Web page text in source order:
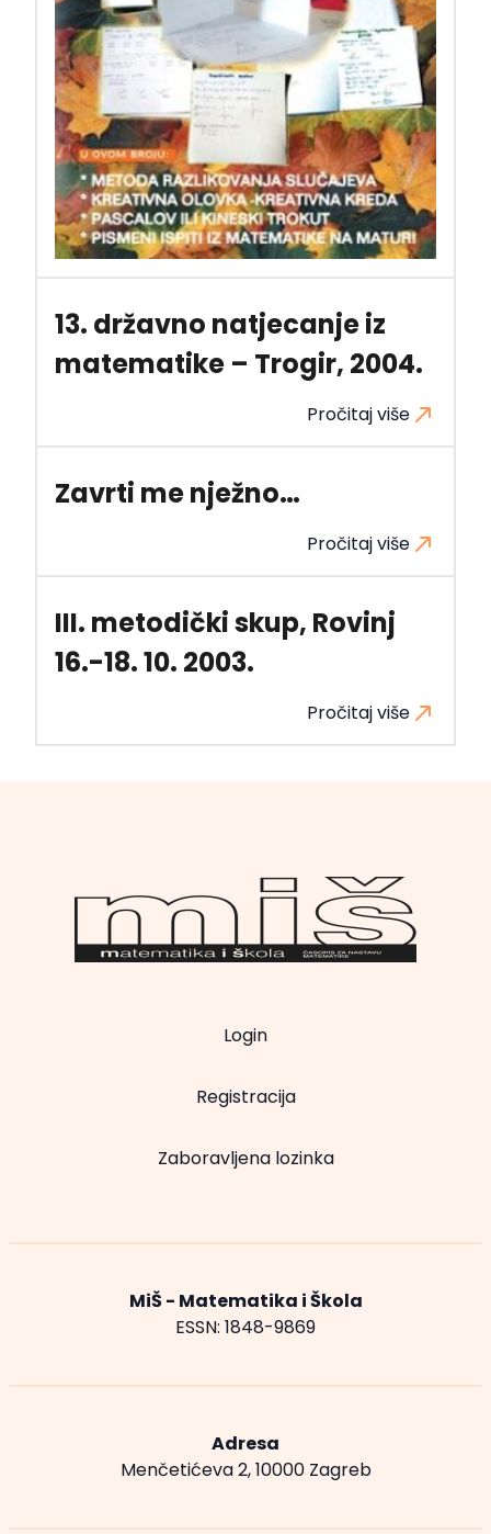
13. državno natjecanje iz
matematike – Trogir, 2004.
Pročitaj više
Zavrti me nježno…
Pročitaj više
III. metodički skup, Rovinj
16.-18. 10. 2003.
Pročitaj više
Login
Registracija
Zaboravljena lozinka
MiŠ - Matematika i Škola
ESSN: 1848-9869
Adresa
Menčetićeva 2, 10000 Zagreb